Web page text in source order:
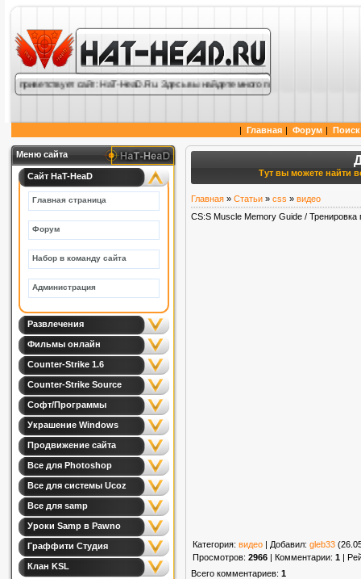
приветствует сайт: HaT-HeaD.Ru. Здесь вы найдете много полезной
| Главная | Форум | Поиск
Меню сайта
Сайт HaT-HeaD
Главная страница
Форум
Набор в команду сайта
Администрация
Развлечения
Фильмы онлайн
Counter-Strike 1.6
Counter-Strike Source
Софт/Программы
Украшение Windows
Продвижение сайта
Все для Photoshop
Все для системы Ucoz
Все для samp
Уроки Samp в Pawno
Граффити Студия
Клан KSL
Тут вы можете найти
Главная » Статьи » css » видео
CS:S Muscle Memory Guide / Тренировка
Категория: видео | Добавил: gleb33
Просмотров: 2966 | Комментарии: 1 |
Всего комментариев: 1